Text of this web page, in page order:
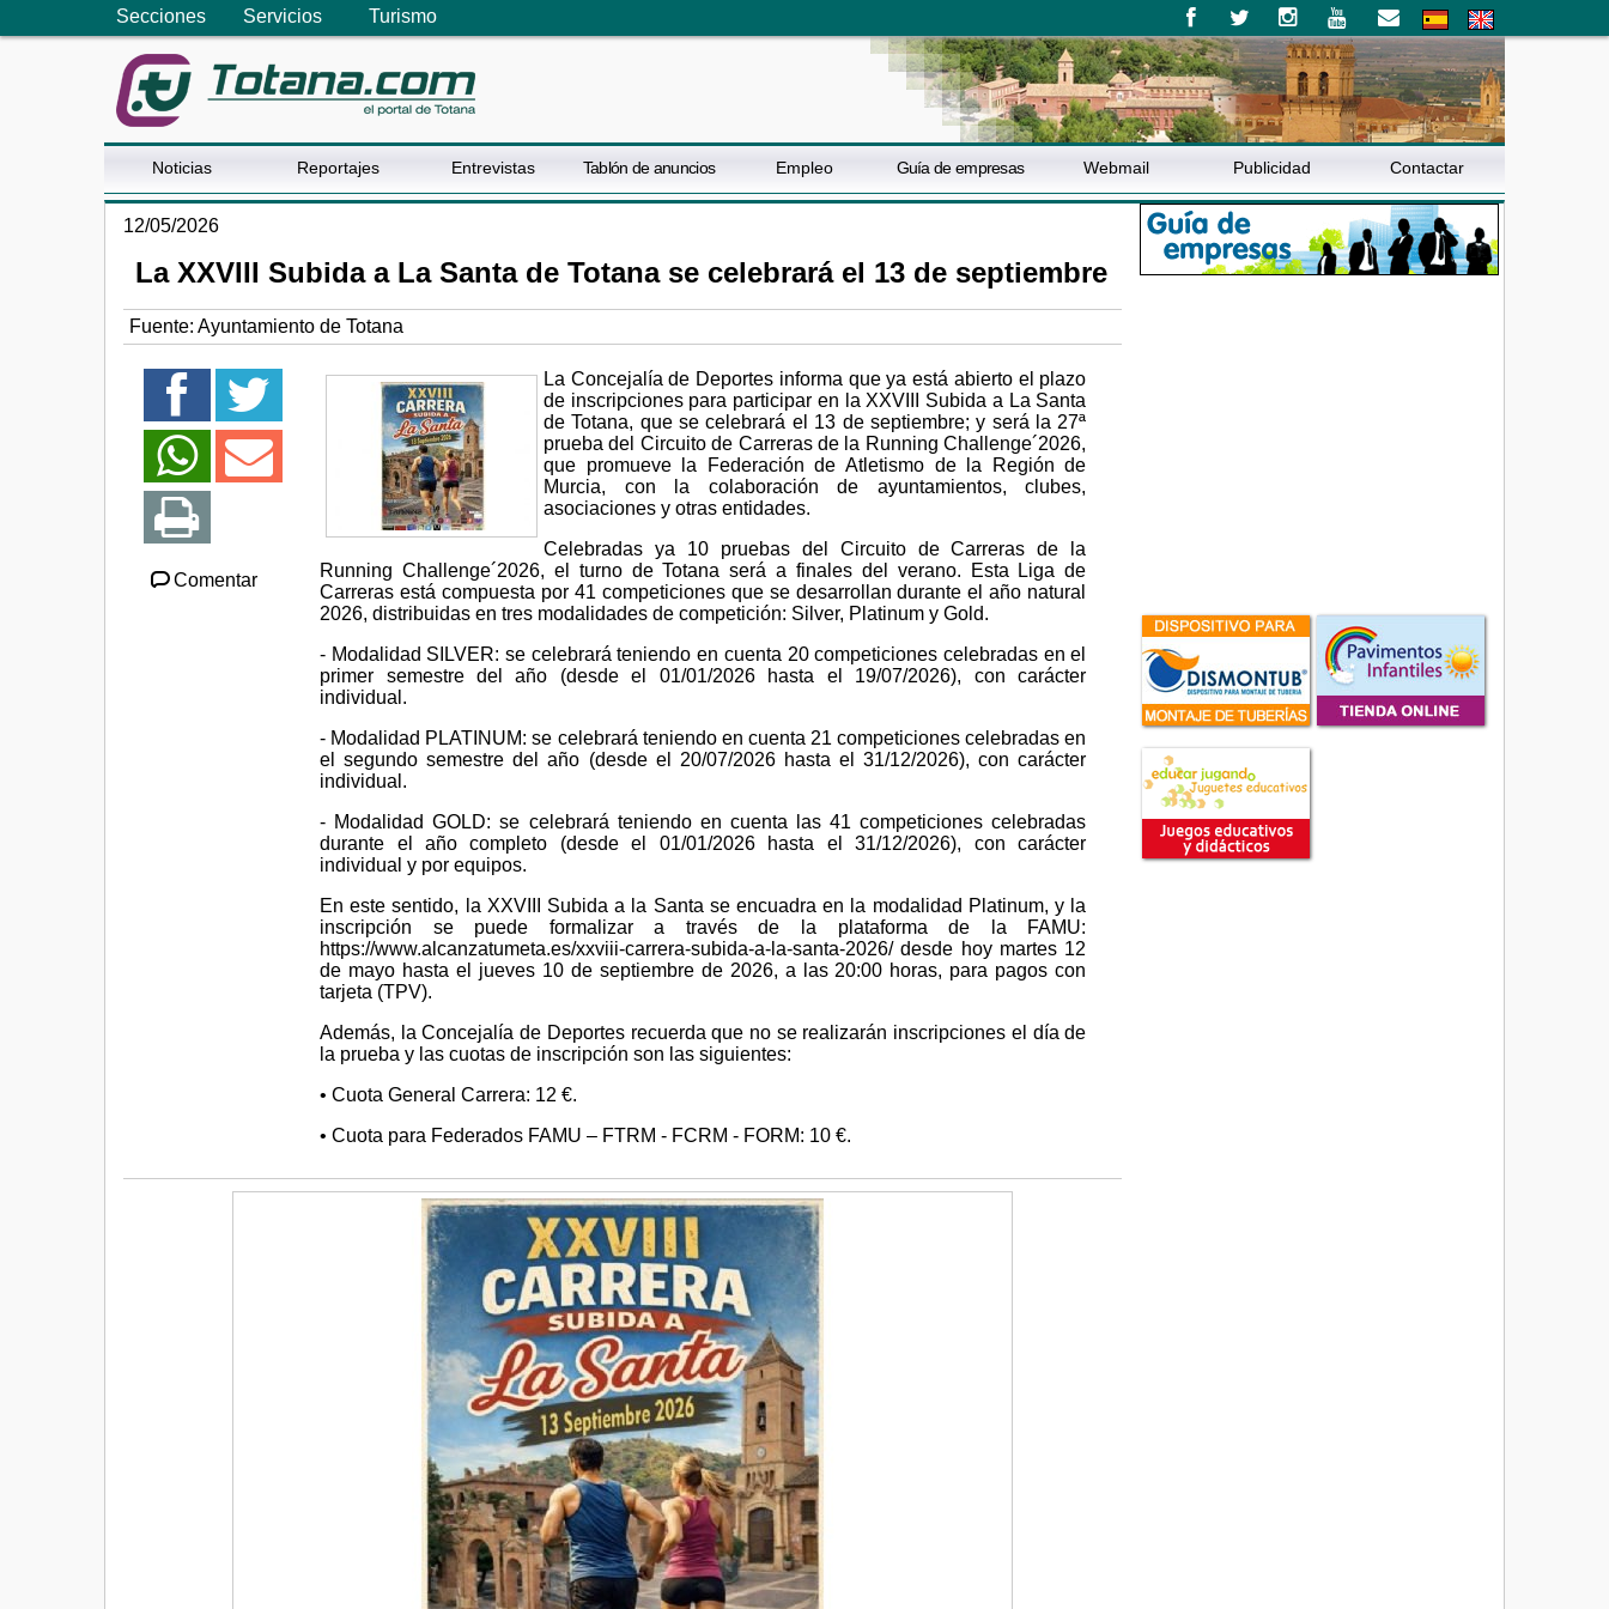
Secciones Servicios Turismo
Noticias Reportajes Entrevistas Tablón de anuncios Empleo Guía de empresas Webmail Publicidad Contactar
12/05/2026
La XXVIII Subida a La Santa de Totana se celebrará el 13 de septiembre
Fuente: Ayuntamiento de Totana
Comentar
La Concejalía de Deportes informa que ya está abierto el plazo
de inscripciones para participar en la XXVIII Subida a La Santa
de Totana, que se celebrará el 13 de septiembre; y será la 27ª
prueba del Circuito de Carreras de la Running Challenge´2026,
que promueve la Federación de Atletismo de la Región de
Murcia, con la colaboración de ayuntamientos, clubes,
asociaciones y otras entidades.
Celebradas ya 10 pruebas del Circuito de Carreras de la
Running Challenge´2026, el turno de Totana será a finales del verano. Esta Liga de
Carreras está compuesta por 41 competiciones que se desarrollan durante el año natural
2026, distribuidas en tres modalidades de competición: Silver, Platinum y Gold.
- Modalidad SILVER: se celebrará teniendo en cuenta 20 competiciones celebradas en el
primer semestre del año (desde el 01/01/2026 hasta el 19/07/2026), con carácter
individual.
- Modalidad PLATINUM: se celebrará teniendo en cuenta 21 competiciones celebradas en
el segundo semestre del año (desde el 20/07/2026 hasta el 31/12/2026), con carácter
individual.
- Modalidad GOLD: se celebrará teniendo en cuenta las 41 competiciones celebradas
durante el año completo (desde el 01/01/2026 hasta el 31/12/2026), con carácter
individual y por equipos.
En este sentido, la XXVIII Subida a la Santa se encuadra en la modalidad Platinum, y la
inscripción se puede formalizar a través de la plataforma de la FAMU:
https://www.alcanzatumeta.es/xxviii-carrera-subida-a-la-santa-2026/ desde hoy martes 12
de mayo hasta el jueves 10 de septiembre de 2026, a las 20:00 horas, para pagos con
tarjeta (TPV).
Además, la Concejalía de Deportes recuerda que no se realizarán inscripciones el día de
la prueba y las cuotas de inscripción son las siguientes:
• Cuota General Carrera: 12 €.
• Cuota para Federados FAMU – FTRM - FCRM - FORM: 10 €.